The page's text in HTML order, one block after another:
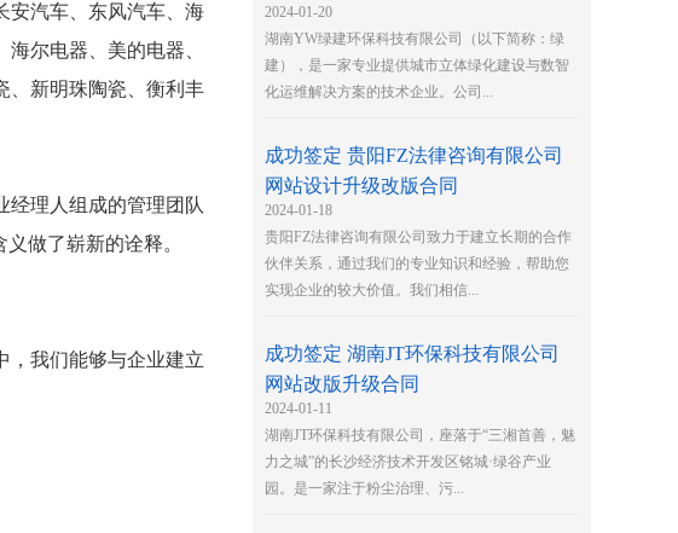
安汽车、东风汽车、海
尔电器、美的电器、
、新明珠陶瓷、衡利丰
理人组成的管理团队
做了崭新的诠释。
，我们能够与企业建立
2024-01-20
湖南YW绿建环保科技有限公司（以下简称：绿
建），是一家专业提供城市立体绿化建设与数智
化运维解决方案的技术企业。公司...
成功签定 贵阳FZ法律咨询有限公司
网站设计升级改版合同
2024-01-18
贵阳FZ法律咨询有限公司致力于建立长期的合作
伙伴关系，通过我们的专业知识和经验，帮助您
实现企业的较大价值。我们相信...
成功签定 湖南JT环保科技有限公司
网站改版升级合同
2024-01-11
湖南JT环保科技有限公司，座落于“三湘首善，魅
力之城”的长沙经济技术开发区铭城·绿谷产业
园。是一家注于粉尘治理、污...